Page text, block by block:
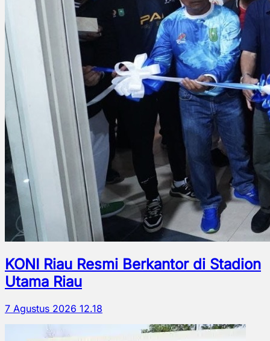
KONI Riau Resmi Berkantor di Stadion
Utama Riau
7 Agustus 2026 12.18